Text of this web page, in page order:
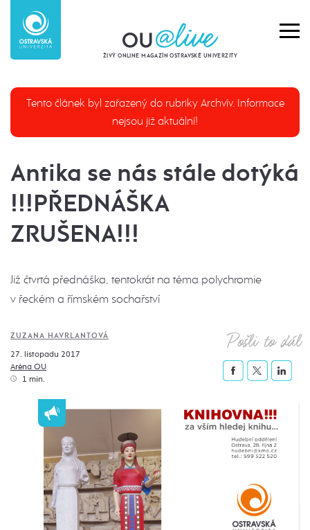
ŽIVÝ ONLINE MAGAZÍN OSTRAVSKÉ UNIVERZITY
Tento článek byl zařazený do rubriky Archvív. Informace
nejsou již aktuální!
Antika se nás stále dotýká
!!!PŘEDNÁŠKA
ZRUŠENA!!!
Již čtvrtá přednáška, tentokrát na téma polychromie
v řeckém a římském sochařství
ZUZANA HAVRLANTOVÁ
27. listopadu 2017
Aréna OU
1 min.
Pošli to dál